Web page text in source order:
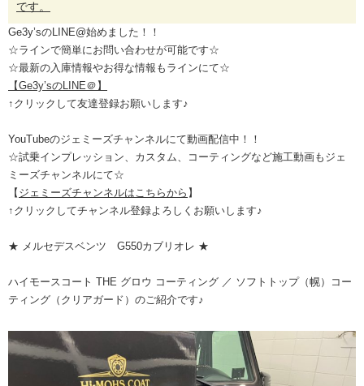
です。
Ge3y’sのLINE@始めました！！
☆ラインで簡単にお問い合わせが可能です☆
☆最新の入庫情報やお得な情報もラインにて☆
【Ge3y’sのLINE＠】
↑クリックして友達登録お願いします♪
YouTubeのジェミーズチャンネルにて動画配信中！！
☆試乗インプレッション、カスタム、コーティングなど施工動画もジェ
ミーズチャンネルにて☆
【 ジェミーズチャンネルはこちらから 】
↑クリックしてチャンネル登録よろしくお願いします♪
★ メルセデスベンツ G550カブリオレ ★
ハイモースコート THE グロウ コーティング ／ ソフトトップ（幌）コー
ティング（クリアガード）のご紹介です♪